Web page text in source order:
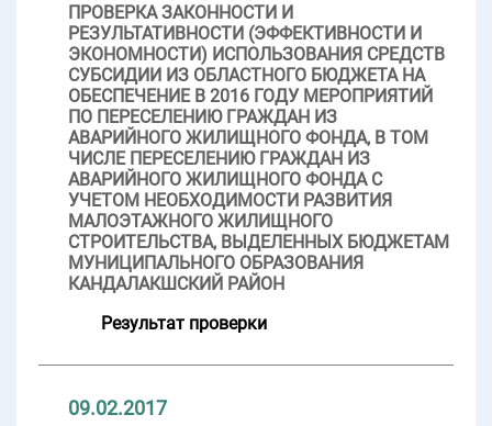
ПРОВЕРКА ЗАКОННОСТИ И
РЕЗУЛЬТАТИВНОСТИ (ЭФФЕКТИВНОСТИ И
ЭКОНОМНОСТИ) ИСПОЛЬЗОВАНИЯ СРЕДСТВ
СУБСИДИИ ИЗ ОБЛАСТНОГО БЮДЖЕТА НА
ОБЕСПЕЧЕНИЕ В 2016 ГОДУ МЕРОПРИЯТИЙ
ПО ПЕРЕСЕЛЕНИЮ ГРАЖДАН ИЗ
АВАРИЙНОГО ЖИЛИЩНОГО ФОНДА, В ТОМ
ЧИСЛЕ ПЕРЕСЕЛЕНИЮ ГРАЖДАН ИЗ
АВАРИЙНОГО ЖИЛИЩНОГО ФОНДА С
УЧЕТОМ НЕОБХОДИМОСТИ РАЗВИТИЯ
МАЛОЭТАЖНОГО ЖИЛИЩНОГО
СТРОИТЕЛЬСТВА, ВЫДЕЛЕННЫХ БЮДЖЕТАМ
МУНИЦИПАЛЬНОГО ОБРАЗОВАНИЯ
КАНДАЛАКШСКИЙ РАЙОН
Результат проверки
09.02.2017